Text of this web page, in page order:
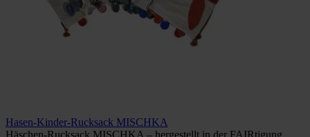
Hasen-Kinder-Rucksack MISCHKA
Häschen-Rucksack MISCHKA – hergestellt in der FAIRtigung